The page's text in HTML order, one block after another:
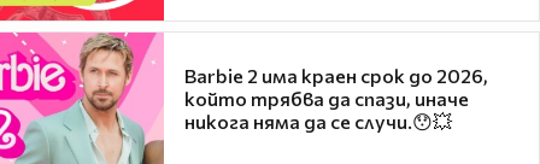
Barbie 2 има краен срок до 2026,
който трябва да спази, иначе
никога няма да се случи.😯💥